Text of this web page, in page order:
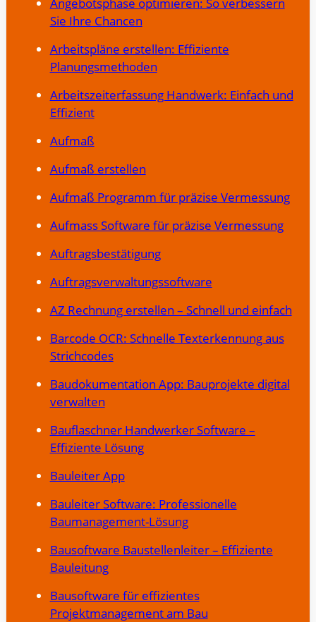
Sie Ihre Chancen
Arbeitspläne erstellen: Effiziente
Planungsmethoden
Arbeitszeiterfassung Handwerk: Einfach und
Effizient
Aufmaß
Aufmaß erstellen
Aufmaß Programm für präzise Vermessung
Aufmass Software für präzise Vermessung
Auftragsbestätigung
Auftragsverwaltungssoftware
AZ Rechnung erstellen – Schnell und einfach
Barcode OCR: Schnelle Texterkennung aus
Strichcodes
Baudokumentation App: Bauprojekte digital
verwalten
Bauflaschner Handwerker Software –
Effiziente Lösung
Bauleiter App
Bauleiter Software: Professionelle
Baumanagement-Lösung
Bausoftware Baustellenleiter – Effiziente
Bauleitung
Bausoftware für effizientes
Projektmanagement am Bau